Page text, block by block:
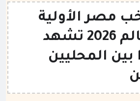
مصر الأولية
لكأس العالم 2026 تشهد
بين المحليين